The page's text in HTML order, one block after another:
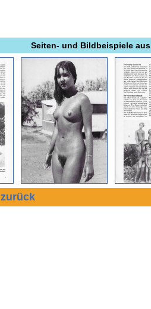
Seiten- und Bildbeispiele
zurück